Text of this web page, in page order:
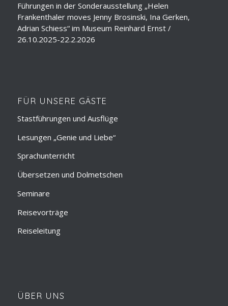
Führungen in der Sonderausstellung „Helen
Frankenthaler moves Jenny Brosinski, Ina Gerken,
Adrian Schiess“ im Museum Reinhard Ernst /
26.10.2025-22.2.2026
FÜR UNSERE GÄSTE
Stastführungen und Ausflüge
Lesungen „Genie und Liebe“
Sprachunterricht
Übersetzen und Dolmetschen
Seminare
Reisevorträge
Reiseleitung
ÜBER UNS